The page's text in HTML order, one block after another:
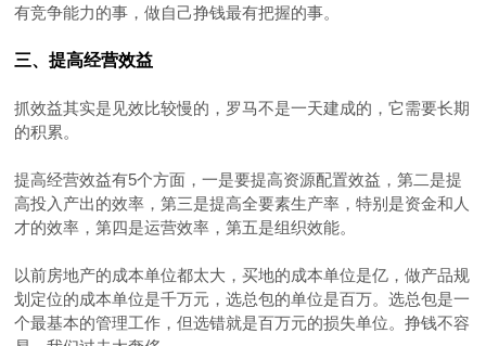
有竞争能力的事，做自己挣钱最有把握的事。
三、提高经营效益
抓效益其实是见效比较慢的，罗马不是一天建成的，它需要长期
的积累。
提高经营效益有5个方面，一是要提高资源配置效益，第二是提
高投入产出的效率，第三是提高全要素生产率，特别是资金和人
才的效率，第四是运营效率，第五是组织效能。
以前房地产的成本单位都太大，买地的成本单位是亿，做产品规
划定位的成本单位是千万元，选总包的单位是百万。选总包是一
个最基本的管理工作，但选错就是百万元的损失单位。挣钱不容